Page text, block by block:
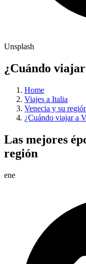
Unsplash
¿Cuándo
Home
Viajes a Italia
Venecia y su
¿Cuándo viajar a
Las mejores
región
ene